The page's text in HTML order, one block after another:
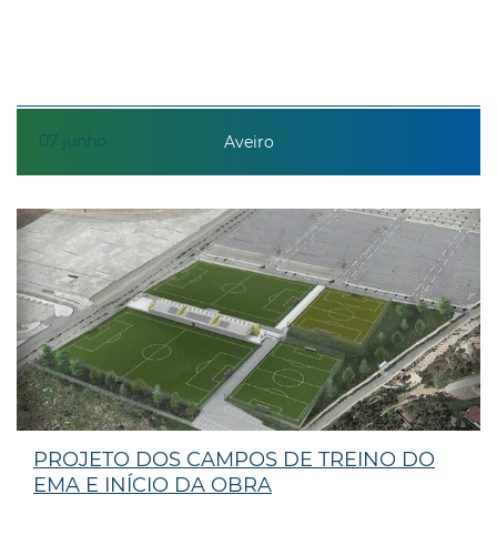
07 junho Aveiro
PROJETO DOS CAMPOS DE TREINO DO
EMA E INÍCIO DA OBRA